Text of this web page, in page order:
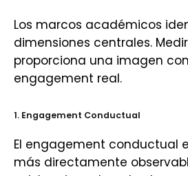
Los marcos académicos
dimensiones centrales.
proporciona una imagen
engagement real.
1. Engagement Conductual
El engagement conductual
más directamente